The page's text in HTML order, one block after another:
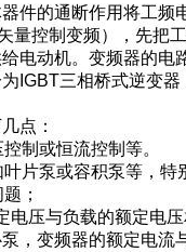
件的通断作用将工
控制变频），先把
电动机。变频器的
IGBT三相桥式逆变
点：
制或恒流控制等。
片泵或容积泵等，特
；
电压与负载的额定电压
泵，变频器的额定电